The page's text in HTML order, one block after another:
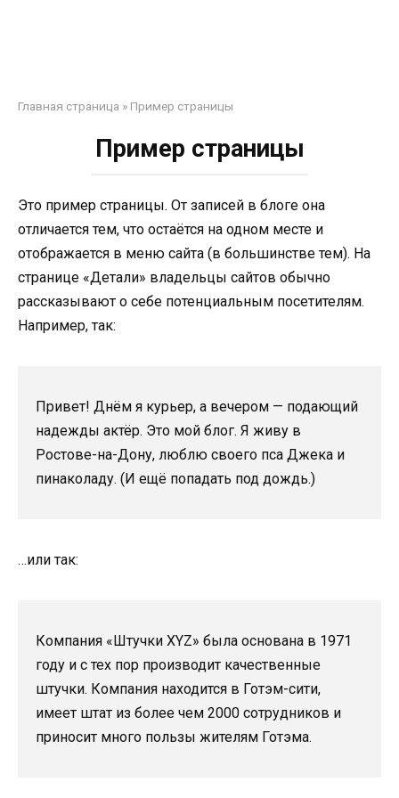
Главная страница » Пример страницы
Пример страницы
Это пример страницы. От записей в блоге она
отличается тем, что остаётся на одном месте и
отображается в меню сайта (в большинстве тем). На
странице «Детали» владельцы сайтов обычно
рассказывают о себе потенциальным посетителям.
Например, так:
Привет! Днём я курьер, а вечером — подающий
надежды актёр. Это мой блог. Я живу в
Ростове-на-Дону, люблю своего пса Джека и
пинаколаду. (И ещё попадать под дождь.)
…или так:
Компания «Штучки XYZ» была основана в 1971
году и с тех пор производит качественные
штучки. Компания находится в Готэм-сити,
имеет штат из более чем 2000 сотрудников и
приносит много пользы жителям Готэма.